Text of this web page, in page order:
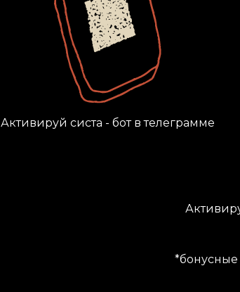
Активируй систа - бот в телеграмме
*бонусные